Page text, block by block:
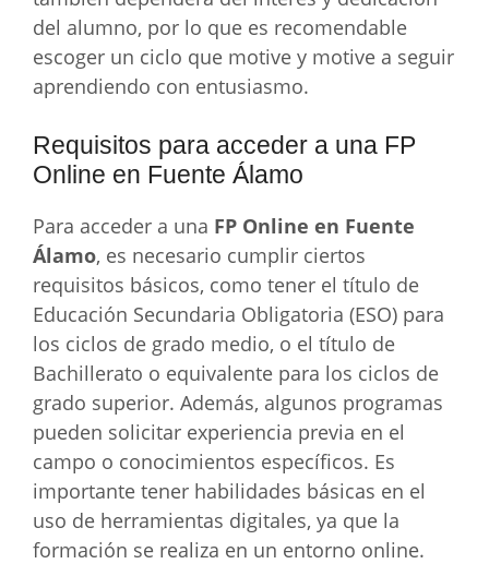
del alumno, por lo que es recomendable
escoger un ciclo que motive y motive a seguir
aprendiendo con entusiasmo.
Requisitos para acceder a una FP
Online en Fuente Álamo
Para acceder a una FP Online en Fuente
Álamo, es necesario cumplir ciertos
requisitos básicos, como tener el título de
Educación Secundaria Obligatoria (ESO) para
los ciclos de grado medio, o el título de
Bachillerato o equivalente para los ciclos de
grado superior. Además, algunos programas
pueden solicitar experiencia previa en el
campo o conocimientos específicos. Es
importante tener habilidades básicas en el
uso de herramientas digitales, ya que la
formación se realiza en un entorno online.